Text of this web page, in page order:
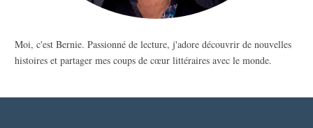
Moi, c'est Bernie. Passionné de lecture, j'adore découvrir de nouvelles
histoires et partager mes coups de cœur littéraires avec le monde.